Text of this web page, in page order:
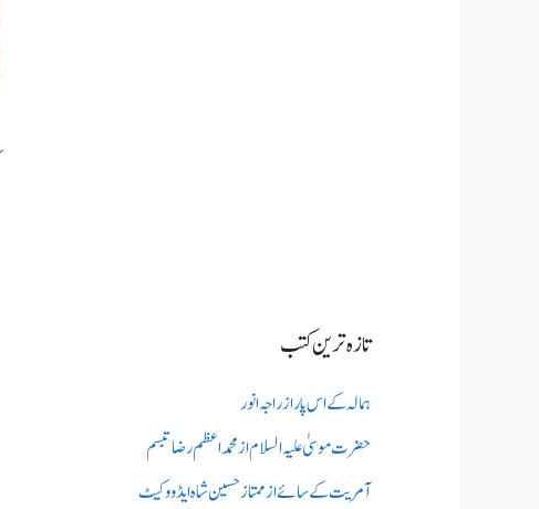
تازہ ترین کتب
ہمالہ کے اس پار از راجہ انور
حضرت موسیٰ علیہ السلام از محمد اعظم رضا تبسم
آمریت کے سائے از ممتاز حسین شاہ ایڈووکیٹ